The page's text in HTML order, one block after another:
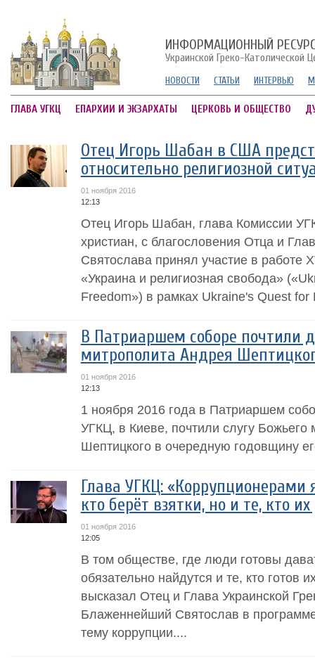
ИНФОРМАЦИОННЫЙ
Украинской Греко-Католической
НОВОСТИ СТАТЬИ ИНТЕРВЬЮ
ГЛАВА УГКЦ ЕПАРХИИ И ЭКЗАРХАТЫ ЦЕРКОВЬ И ОБЩЕСТВО
Отец Игорь Шабан в США
относительно религиозной
01 ноября 2016
12:13
Отец Игорь Шабан, глава Комиссии
христиан, с благословения Отца и
Святослава принял участие в работе
«Украина и религиозная свобода»
Freedom») в рамках Ukraine's Quest for
В Патриаршем соборе почтили
митрополита Андрея
01 ноября 2016
12:13
1 ноября 2016 года в Патриаршем
УГКЦ, в Киеве, почтили слугу Божьего
Шептицкого в очередную годовщину
Глава УГКЦ: «Коррупционерами
кто берёт взятки, но и те, кто
01 ноября 2016
12:05
В том обществе, где люди готовы
обязательно найдутся и те, кто готов
высказал Отец и Глава Украинской
Блаженнейший Святослав в
тему коррупции....